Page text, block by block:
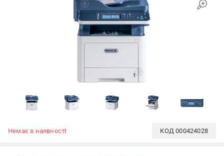
Немає в наявності КОД000424028